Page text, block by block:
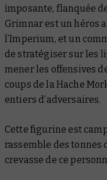
imposante, flanquée
Grimnar est un héros
l’Imperium, et un
de stratégiser sur les
mener les offensives
coups de la Hache
entiers d’adversaires.
Cette figurine est
rassemble des tonnes
crevasse de ce